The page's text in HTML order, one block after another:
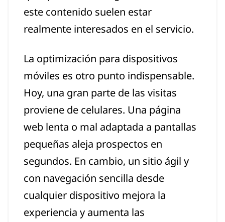
este contenido suelen estar
realmente interesados en el servicio.
La optimización para dispositivos
móviles es otro punto indispensable.
Hoy, una gran parte de las visitas
proviene de celulares. Una página
web lenta o mal adaptada a pantallas
pequeñas aleja prospectos en
segundos. En cambio, un sitio ágil y
con navegación sencilla desde
cualquier dispositivo mejora la
experiencia y aumenta las